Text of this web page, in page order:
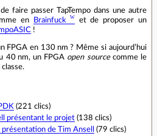
faire passer TapTempo dans une autre
en
Brainfuck
et de proposer un
!
FPGA en 130 nm ? Même si aujourd’hui
40 nm, un FPGA open sourcecomme le
classe.
(221 clics)
présentant le projet(138 clics)
présentation de Tim Ansell
(79 clics)